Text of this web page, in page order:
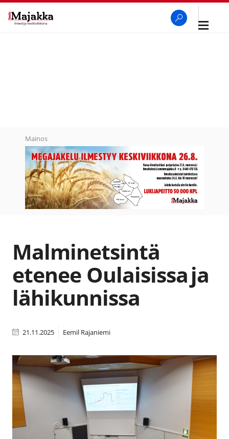
Avaa
Mainos
Malminetsintä
etenee Oulaisissa ja
lähikunnissa
21.11.2025 Eemil Rajaniemi